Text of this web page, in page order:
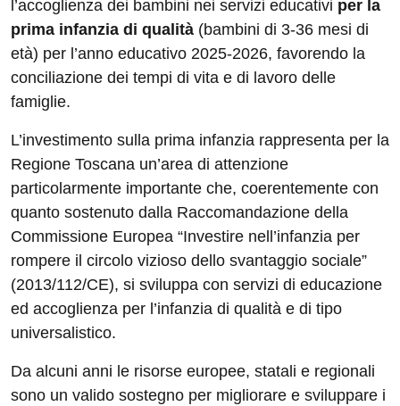
l’accoglienza dei bambini nei servizi educativi per la
prima infanzia di qualità (bambini di 3-36 mesi di
età) per l’anno educativo 2025-2026, favorendo la
conciliazione dei tempi di vita e di lavoro delle
famiglie.
L’investimento sulla prima infanzia rappresenta per la
Regione Toscana un’area di attenzione
particolarmente importante che, coerentemente con
quanto sostenuto dalla Raccomandazione della
Commissione Europea “Investire nell’infanzia per
rompere il circolo vizioso dello svantaggio sociale”
(2013/112/CE), si sviluppa con servizi di educazione
ed accoglienza per l’infanzia di qualità e di tipo
universalistico.
Da alcuni anni le risorse europee, statali e regionali
sono un valido sostegno per migliorare e sviluppare i